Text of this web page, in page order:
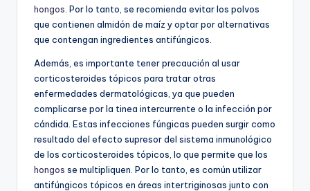
hongos . Por lo tanto, se recomienda evitar los polvos
que contienen almidón de maíz y optar por alternativas
que contengan ingredientes antifúngicos.
Además, es importante tener precaución al usar
corticosteroides tópicos para tratar otras
enfermedades dermatológicas, ya que pueden
complicarse por la tinea intercurrente o la infección por
cándida. Estas infecciones fúngicas pueden surgir como
resultado del efecto supresor del sistema inmunológico
de los corticosteroides tópicos, lo que permite que los
hongos se multipliquen. Por lo tanto, es común utilizar
antifúngicos tópicos en áreas intertriginosas junto con